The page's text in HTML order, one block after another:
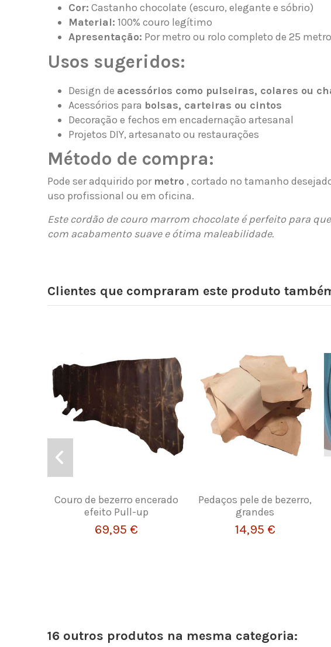
Cor: Castanho chocolate (escuro, elegante e sóbrio)
Material: 100% couro legítimo
Apresentação: Por metro ou rolo completo de 25
Usos sugeridos:
Design de acessórios como pulseiras, colares ou
Acessórios para bolsas, carteiras ou cintos
Decoração e fechos em encadernação artesanal
Projetos DIY, artesanato ou restaurações
Método de compra:
Pode ser adquirido por metro , cortado no tamanho
uso profissional ou em oficina.
Este cordão de couro marrom chocolate é perfeito para
com acabamento suave e ótima maleabilidade.
Clientes que compraram este produto
Couro de bezerro encerado
efeito Pull-up
69,95 €
Pedaços pele de bezerro,
grandes
14,95 €
16 outros produtos na mesma categoria: